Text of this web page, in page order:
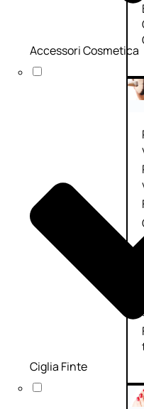
Accessori Cosmetica
Ciglia Finte